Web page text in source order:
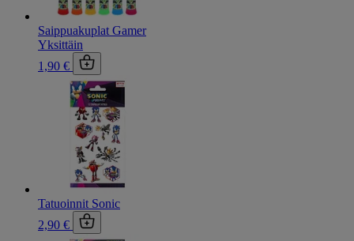
Saippuakuplat Gamer
Yksittäin
1,90 €
Tatuoinnit Sonic
2,90 €